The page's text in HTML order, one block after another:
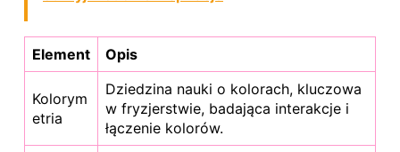
Element Opis
Kolorym
etria
Dziedzina nauki o kolorach, kluczowa
w fryzjerstwie, badająca interakcje i
łączenie kolorów.